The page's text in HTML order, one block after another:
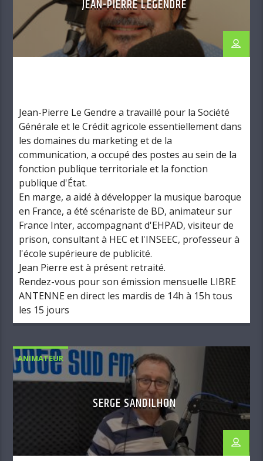
JEAN-PIERRE LEGENDRE
Jean-Pierre Le Gendre a travaillé pour la Société
Générale et le Crédit agricole essentiellement dans
les domaines du marketing et de la
communication, a occupé des postes au sein de la
fonction publique territoriale et la fonction
publique d'État.
En marge, a aidé à développer la musique baroque
en France, a été scénariste de BD, animateur sur
France Inter, accompagnant d'EHPAD, visiteur de
prison, consultant à HEC et l'INSEEC, professeur à
l'école supérieure de publicité.
Jean Pierre est à présent retraité.
Rendez-vous pour son émission mensuelle LIBRE
ANTENNE en direct les mardis de 14h à 15h tous
les 15 jours
ANIMATEUR
SERGE SANDILHON